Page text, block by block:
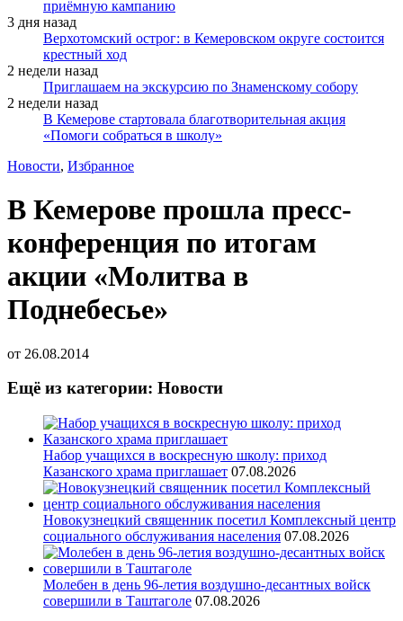
приёмную кампанию
3 дня назад
Верхотомский острог: в Кемеровском округе состоится
крестный ход
2 недели назад
Приглашаем на экскурсию по Знаменскому собору
2 недели назад
В Кемерове стартовала благотворительная акция
«Помоги собраться в школу»
Новости, Избранное
В Кемерове прошла пресс-
конференция по итогам
акции «Молитва в
Поднебесье»
от 26.08.2014
Ещё из категории: Новости
Набор учащихся в воскресную школу: приход
Казанского храма приглашает 07.08.2026
Новокузнецкий священник посетил Комплексный центр
социального обслуживания населения 07.08.2026
Молебен в день 96-летия воздушно-десантных войск
совершили в Таштаголе 07.08.2026